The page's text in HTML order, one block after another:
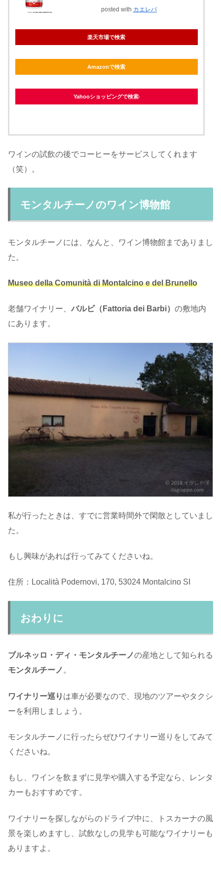
posted with カエレバ
楽天市場で検索
Amazonで検索
Yahooショッピングで検索
ワインの試飲の後でコーヒーをサービスしてくれます
（笑）。
モンタルチーノのワイン博物館
モンタルチーノには、なんと、ワイン博物館までありまし
た。
Museo della Comunità di Montalcino e del Brunello
老舗ワイナリー、 バルビ（Fattoria dei Barbi） の敷地内
にあります。
私が行ったときは、すでに営業時間外で閑散としていまし
た。
もし興味があれば行ってみてくださいね。
住所：Località Podernovi, 170, 53024 Montalcino SI
おわりに
ブルネッロ・ディ・モンタルチーノの産地として知られる
モンタルチーノ 。
ワイナリー巡り は車が必要なので、現地のツアーやタクシ
ーを利用しましょう。
モンタルチーノに行ったらぜひワイナリー巡りをしてみて
くださいね。
もし、ワインを飲まずに見学や購入する予定なら、レンタ
カーもおすすめです。
ワイナリーを探しながらのドライブ中に、トスカーナの風
景を楽しめますし、試飲なしの見学も可能なワイナリーも
ありますよ。